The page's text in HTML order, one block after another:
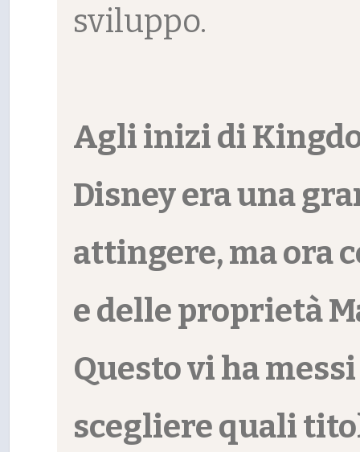
sviluppo.
Agli inizi di
Disney era una
attingere, ma ora
e delle proprietà
Questo vi ha
scegliere quali